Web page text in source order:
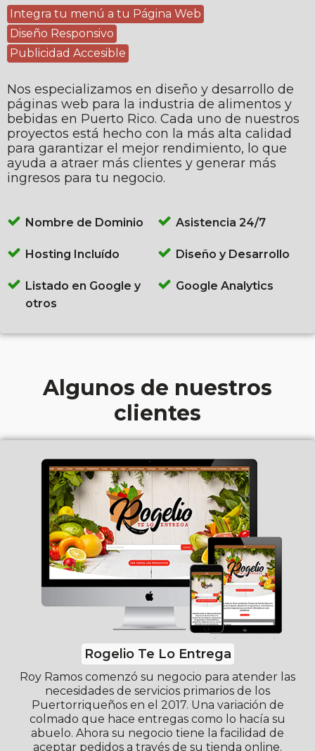
Integra tu menú a tu Página Web
Diseño Responsivo
Publicidad Accesible
Nos especializamos en diseño y desarrollo de
páginas web para la industria de alimentos y
bebidas en Puerto Rico. Cada uno de nuestros
proyectos está hecho con la más alta calidad
para garantizar el mejor rendimiento, lo que
ayuda a atraer más clientes y generar más
ingresos para tu negocio.
Nombre de Dominio Asistencia 24/7
Hosting Incluído Diseño y Desarrollo
Listado en Google y
otros
Google Analytics
Algunos de nuestros
clientes
Rogelio Te Lo Entrega
Roy Ramos comenzó su negocio para atender las
necesidades de servicios primarios de los
Puertorriqueños en el 2017. Una variación de
colmado que hace entregas como lo hacía su
abuelo. Ahora su negocio tiene la facilidad de
aceptar pedidos a través de su tienda online.